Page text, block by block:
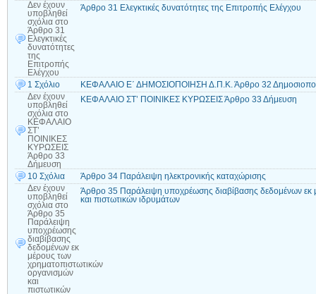
Δεν έχουν
υποβληθεί
σχόλια στο
Άρθρο 31
Ελεγκτικές
δυνατότητες
της
Επιτροπής
Ελέγχου
Άρθρο 31 Ελεγκτικές δυνατότητες της Επιτροπής Ελέγχου
1 Σχόλιο
ΚΕΦΑΛΑΙΟ Ε΄ ΔΗΜΟΣΙΟΠΟΙΗΣΗ Δ.Π.Κ. Άρθρο 32
Δεν έχουν
υποβληθεί
σχόλια στο
ΚΕΦΑΛΑΙΟ
ΣΤ’
ΠΟΙΝΙΚΕΣ
ΚΥΡΩΣΕΙΣ
Άρθρο 33
Δήμευση
ΚΕΦΑΛΑΙΟ ΣΤ’ ΠΟΙΝΙΚΕΣ ΚΥΡΩΣΕΙΣ Άρθρο 33 Δήμευση
10 Σχόλια
Άρθρο 34 Παράλειψη ηλεκτρονικής καταχώρισης
Δεν έχουν
υποβληθεί
σχόλια στο
Άρθρο 35
Παράλειψη
υποχρέωσης
διαβίβασης
δεδομένων εκ
μέρους των
χρηματοπιστωτικών
οργανισμών
και
πιστωτικών
Άρθρο 35 Παράλειψη υποχρέωσης διαβίβασης δεδομένων εκ
και πιστωτικών ιδρυμάτων